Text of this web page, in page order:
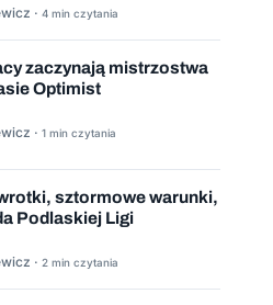
· 4 min czytania
zaczynają mistrzostwa
Optimist
· 1 min czytania
sztormowe warunki,
Podlaskiej Ligi
· 2 min czytania